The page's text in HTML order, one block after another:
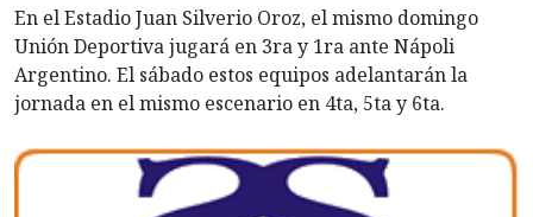
En el Estadio Juan Silverio Oroz, el mismo domingo
Unión Deportiva jugará en 3ra y 1ra ante Nápoli
Argentino. El sábado estos equipos adelantarán la
jornada en el mismo escenario en 4ta, 5ta y 6ta.